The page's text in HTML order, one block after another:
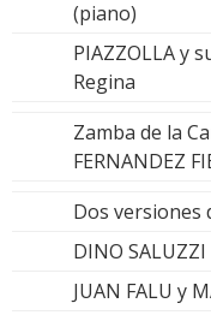
(piano)
PIAZZOLLA y
Regina
Zamba de la
FERNANDEZ
Dos versiones
DINO SALUZZI
JUAN FALU y